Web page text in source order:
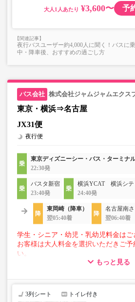
大人 ¥3,600〜 予
夜行バスユーザー約4,000人に聞く！バスに
中・降車後、おすすめの過ごし方
株式会社ジャムジャムエクス
東京・横浜⇒名古屋
JX31便
夜行便
東京ディズニーシー・バス・ターミナ
22:30発
バスタ新宿
23:40発
横浜YCAT 横浜シテ
24:40発
東岡崎（降車）
翌05:40着
名古屋南さ
翌06:40着
学生・シニア・幼児・乳幼児料金は
お客様は大人料金を選択いただきご予
い。
■トランクにてお預かりできる荷物
・3辺合計160cm以内、かつ10kg以下
もっと見る
3列シート トイレ付き